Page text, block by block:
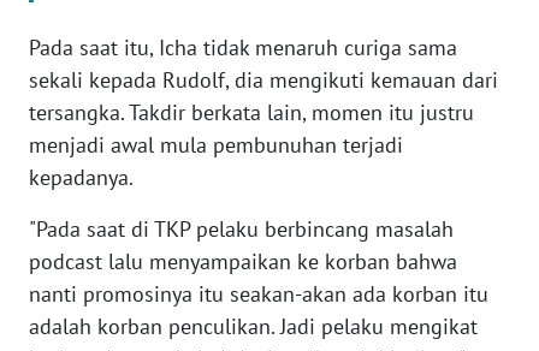
Pada saat itu, Icha tidak menaruh curiga sama
sekali kepada Rudolf, dia mengikuti kemauan dari
tersangka. Takdir berkata lain, momen itu justru
menjadi awal mula pembunuhan terjadi
kepadanya.
"Pada saat di TKP pelaku berbincang masalah
podcast lalu menyampaikan ke korban bahwa
nanti promosinya itu seakan-akan ada korban itu
adalah korban penculikan. Jadi pelaku mengikat
WN
JABAR
WN
BANTEN
WN
NTT
WN